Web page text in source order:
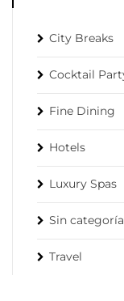
City Breaks
Cocktail
Fine Dining
Hotels
Luxury Spas
Sin categoría
Travel